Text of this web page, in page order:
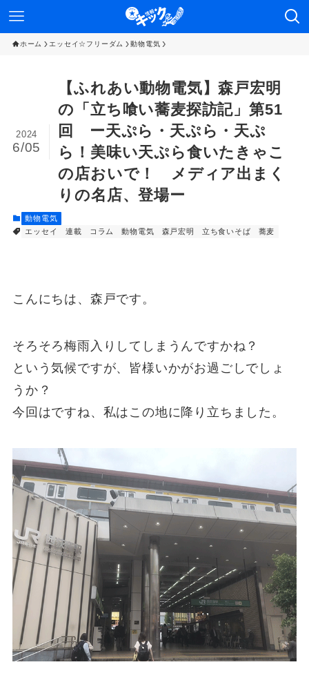
ホーム エッセイ☆フリーダム 動物電気
【ふれあい動物電気】森戸宏明
の「立ち喰い蕎麦探訪記」第51
回 ー天ぷら・天ぷら・天ぷ
ら！美味い天ぷら食いたきゃこ
の店おいで！ メディア出まく
りの名店、登場ー
2024
6/05
動物電気
エッセイ 連載
コラム 動物電気 森戸宏明 立ち食いそば 蕎麦
こんにちは、森戸です。
そろそろ梅雨入りしてしまうんですかね？
という気候ですが、皆様いかがお過ごしでしょ
うか？
今回はですね、私はこの地に降り立ちました。